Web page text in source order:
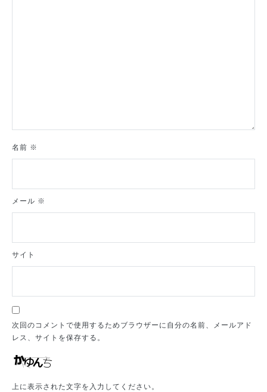
名前 ※
メール ※
サイト
次回のコメントで使用するためブラウザーに自分の名前、メールアド
レス、サイトを保存する。
上に表示された文字を入力してください。